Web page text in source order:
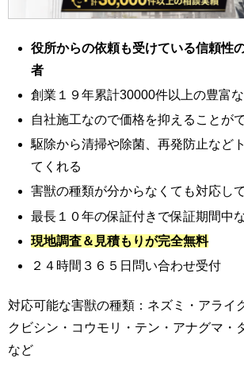
役所からの依頼も受けている信頼性
者
創業１９年累計30000件以上の豊富
自社施工なので価格を抑えることが
駆除から清掃や除菌、再発防止など
てくれる
害獣の種類が分からなくても対応し
最長１０年の保証付きで保証期間中
現地調査＆見積もりが完全無料
２４時間３６５日問い合わせ受付
対応可能な害獣の種類：ネズミ・アライ
クビシン・コウモリ・テン・アナグマ・
など